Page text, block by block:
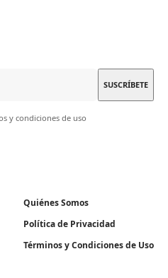
y condiciones de uso
Quiénes Somos
Política de Privacidad
Términos y Condiciones de Uso